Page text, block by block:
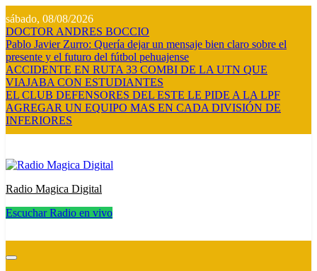
al
contenido
sábado, 08/08/2026
DOCTOR ANDRES BOCCIO
Pablo Javier Zurro: Quería dejar un mensaje bien claro sobre el
presente y el futuro del fútbol pehuajense
ACCIDENTE EN RUTA 33 COMBI DE LA UTN QUE
VIAJABA CON ESTUDIANTES
EL CLUB DEFENSORES DEL ESTE LE PIDE A LA LPF
AGREGAR UN EQUIPO MAS EN CADA DIVISIÓN DE
INFERIORES
Radio Magica Digital
Escuchar Radio en vivo